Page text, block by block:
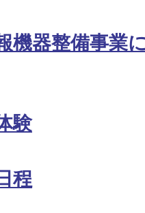
機器整備事業
験
程